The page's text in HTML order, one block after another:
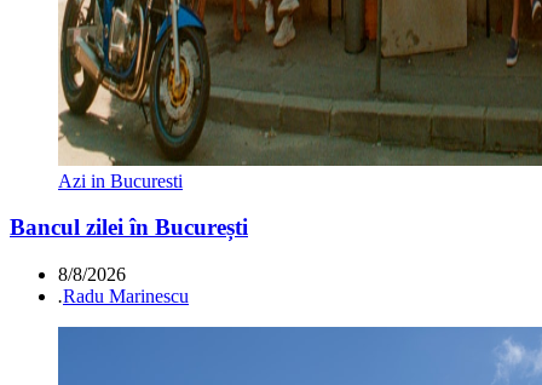
Azi in Bucuresti
Bancul zilei în București
8/8/2026
.Radu Marinescu